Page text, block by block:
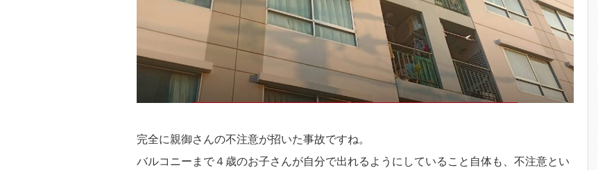
完全に親御さんの不注意が招いた事故ですね。
バルコニーまで４歳のお子さんが自分で出れるようにしていること自体も、不注意とい